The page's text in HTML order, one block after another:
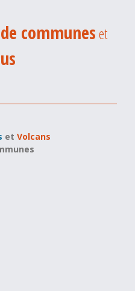
communeset
etVolcans